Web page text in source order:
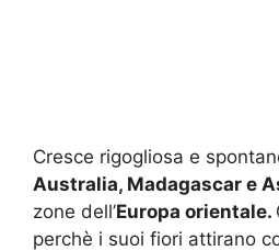
Cresce rigogliosa e
Australia, Madagascar e
zone dell’Europa orientale.
perchè i suoi fiori attirano